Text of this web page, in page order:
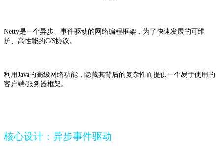
Netty是一个异步、事件驱动的网络编程框架，为了快速发展的可维
护、高性能的C/S协议。
利用Java的高级网络功能，隐藏其背后的复杂性而提供一个易于使用的
客户端/服务器框架。
核心设计：异步事件驱动